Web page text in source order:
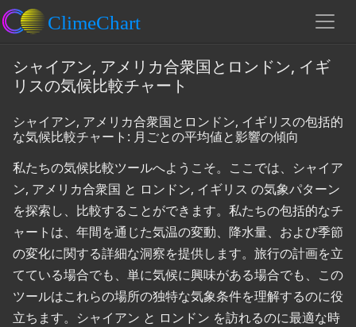
シャイアン, アメリカ合衆国とロンドン, イギ
リスの気候比較チャート
シャイアン, アメリカ合衆国とロンドン, イギリスの包括的
な気候比較チャート: 月ごとの平均値と影響の傾向
私たちの気候比較ツールへようこそ。ここでは、シャイア
ン, アメリカ合衆国 と ロンドン, イギリス の気象パターン
を探索し、比較することができます。私たちの包括的なチ
ャートは、年間を通じた気温の変動、降水量、および季節
の変化に関する詳細な洞察を提供します。旅行の計画を立
てている場合でも、単に気候に興味がある場合でも、この
ツールはこれらの場所の独特な気象条件を理解するのに役
立ちます。シャイアン と ロンドン を訪れるのに最適な時